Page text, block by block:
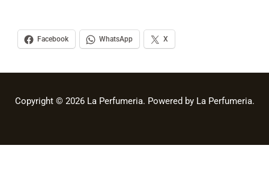
Facebook WhatsApp X
Copyright © 2026 La Perfumeria. Powered by La Perfumeria.